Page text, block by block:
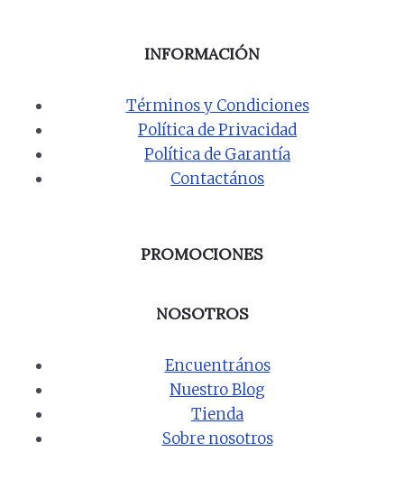
INFORMACIÓN
Términos y Condiciones
Política de Privacidad
Política de Garantía
Contactános
PROMOCIONES
NOSOTROS
Encuentrános
Nuestro Blog
Tienda
Sobre nosotros